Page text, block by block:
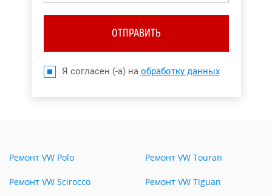
ОТПРАВИТЬ
Я согласен (-а) на обработку данных
Ремонт VW Polo
Ремонт VW Scirocco
Ремонт VW Touran
Ремонт VW Tiguan